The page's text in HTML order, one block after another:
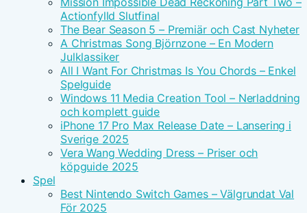
Actionfylld Slutfinal
The Bear Season 5 – Premiär och Cast Nyheter
A Christmas Song Björnzone – En Modern
Julklassiker
All I Want For Christmas Is You Chords – Enkel
Spelguide
Windows 11 Media Creation Tool – Nerladdning
och komplett guide
iPhone 17 Pro Max Release Date – Lansering i
Sverige 2025
Vera Wang Wedding Dress – Priser och
köpguide 2025
Spel
Best Nintendo Switch Games – Välgrundat Val
För 2025